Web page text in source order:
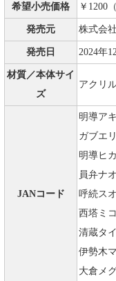
希望小売価格 ￥1200
発売元 株式会
発売日 2024年
材質／本体サイ
ズ
アクリ
JANコード
明導ア
ガブエ
明導ヒ
員弁ナ
呼続ス
西塔ミ
清蔵タ
伊勢木
大倉メ